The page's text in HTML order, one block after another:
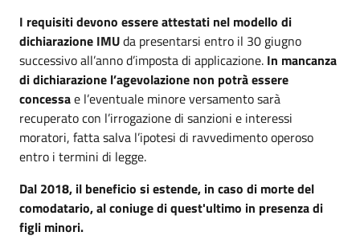
I requisiti devono essere attestati nel modello di
dichiarazione IMUda presentarsi entro il 30 giugno
successivo all’anno d’imposta di applicazione. In mancanza
di dichiarazione l’agevolazione non potrà essere
concessae l’eventuale minore versamento sarà
recuperato con l’irrogazione di sanzioni e interessi
moratori, fatta salva l’ipotesi di ravvedimento operoso
entro i termini di legge.
Dal 2018, il beneficio si estende, in caso di morte del
comodatario, al coniuge di quest'ultimo in presenza di
figli minori.